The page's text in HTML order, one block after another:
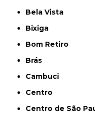
Bela Vista
Bixiga
Bom Retiro
Brás
Cambuci
Centro
Centro de São